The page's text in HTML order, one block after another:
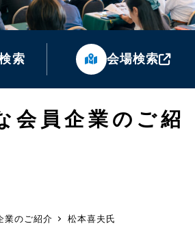
索 会場検索
会員企業のご紹
業のご紹介 松本喜夫氏